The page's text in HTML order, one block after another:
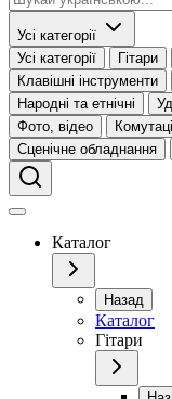
Усі категорії
Усі категорії
Гітари
Клавішні інструменти
Народні та етнічні
Фото, відео
Сценічне обладнання
Каталог
Назад
Каталог
Гітари